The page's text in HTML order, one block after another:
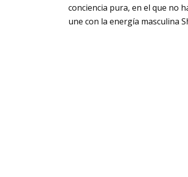
conciencia pura, en el que no
une con la energía masculina